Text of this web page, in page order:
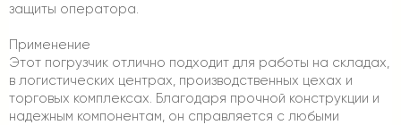
защиты оператора.
Применение
Этот погрузчик отлично подходит для работы на складах,
в логистических центрах, производственных цехах и
торговых комплексах. Благодаря прочной конструкции и
надежным компонентам, он справляется с любыми